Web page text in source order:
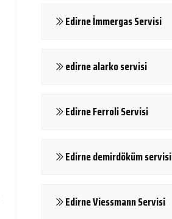
Edirne İmmergas Servisi
edirne alarko servisi
Edirne Ferroli Servisi
Edirne demirdöküm servisi
Edirne Viessmann Servisi